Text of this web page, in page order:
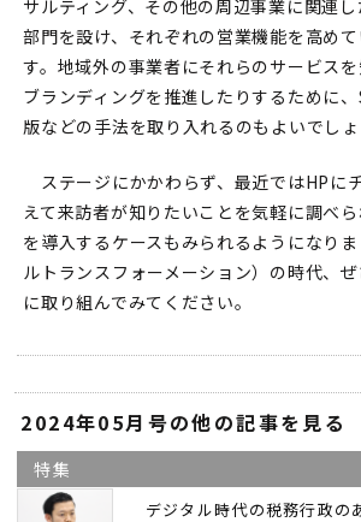
サルティング、その他の周辺事業に関連
部門を設け、それぞれの営業機能を高め
す。地域外の事業者にそれらのサービスを
ブランディングを推進したりするために
版などの手法を取り入れるのもよいでしょ
ステージにかかわらず、最近ではHPに
えて来訪者が知りたいことを気軽に調べ
を導入するケースもみられるようになり
ルトランスフォーメーション）の時代、
に取り組んでみてください。
2024年05月号の他の記事を見る
特集
デジタル時代の税務行政の